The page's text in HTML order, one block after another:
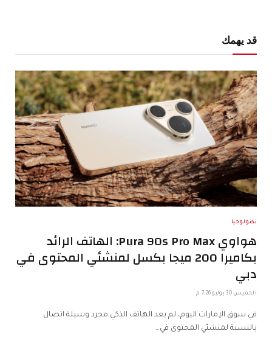
قد يهمك
تكنولوجيا
هواوي Pura 90s Pro Max: الهاتف الرائد
بكاميرا 200 ميجا بكسل لمنشئي المحتوى في
دبي
الخميس 30 يوليو 7:26 م
في سوق الإمارات اليوم، لم يعد الهاتف الذكي مجرد وسيلة اتصال.
بالنسبة لمنشئي المحتوى في…